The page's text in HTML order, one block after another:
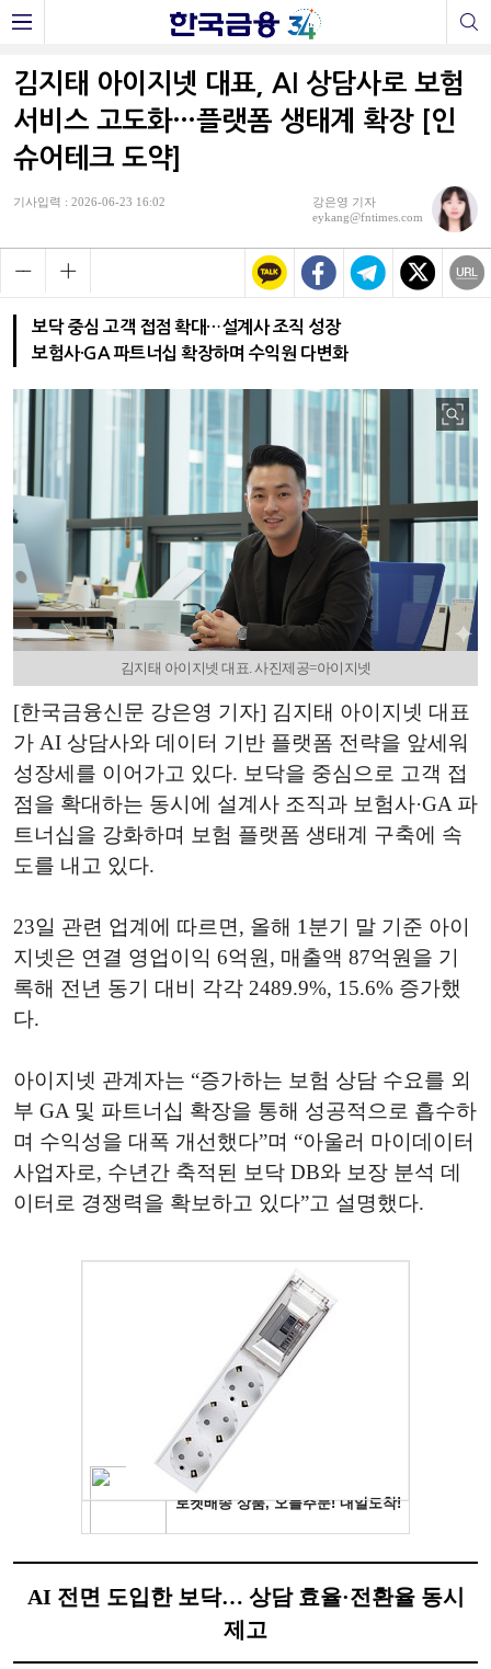
김지태 아이지넷 대표, AI 상담사로 보험
서비스 고도화…플랫폼 생태계 확장 [인
슈어테크 도약]
기사입력 : 2026-06-23 16:02
강은영 기자
eykang@fntimes.com
보닥 중심 고객 접점 확대…설계사 조직 성장
보험사·GA 파트너십 확장하며 수익원 다변화
김지태 아이지넷 대표. 사진제공=아이지넷
[한국금융신문 강은영 기자] 김지태 아이지넷 대표
가 AI 상담사와 데이터 기반 플랫폼 전략을 앞세워
성장세를 이어가고 있다. 보닥을 중심으로 고객 접
점을 확대하는 동시에 설계사 조직과 보험사·GA 파
트너십을 강화하며 보험 플랫폼 생태계 구축에 속
도를 내고 있다.
23일 관련 업계에 따르면, 올해 1분기 말 기준 아이
지넷은 연결 영업이익 6억원, 매출액 87억원을 기
록해 전년 동기 대비 각각 2489.9%, 15.6% 증가했
다.
아이지넷 관계자는 “증가하는 보험 상담 수요를 외
부 GA 및 파트너십 확장을 통해 성공적으로 흡수하
며 수익성을 대폭 개선했다”며 “아울러 마이데이터
사업자로, 수년간 축적된 보닥 DB와 보장 분석 데
이터로 경쟁력을 확보하고 있다”고 설명했다.
AI 전면 도입한 보닥… 상담 효율·전환율 동시
제고